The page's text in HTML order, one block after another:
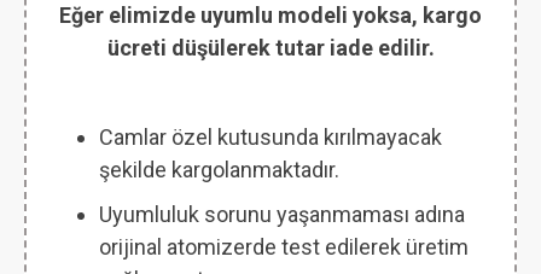
Eğer elimizde uyumlu modeli yoksa, kargo
ücreti düşülerek tutar iade edilir.
Camlar özel kutusunda kırılmayacak
şekilde kargolanmaktadır.
Uyumluluk sorunu yaşanmaması adına
orijinal atomizerde test edilerek üretim